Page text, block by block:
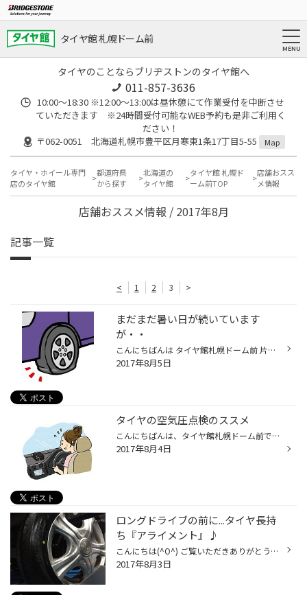
タイヤ館 札幌ドーム前
タイヤのことならブリヂストンのタイヤ館へ
011-857-3636
10:00～18:30 ※12:00～13:00は昼休憩にて作業受付を中断させ
ていただきます ※24時間受付可能なWEB予約も是非ご利用く
ださい！
〒062-0051 北海道札幌市豊平区月寒東1条17丁目5-55
Map
タイヤ・ホイール専門
店のタイヤ館
都道府県
から探す
北海道の
タイヤ館
タイヤ館 札幌ド
ーム前TOP
店舗おスス
メ情報
店舗おススメ情報 / 2017年8月
記事一覧
< 1 2 3 >
まだまだ暑い日が続いています
が・・
こんにちばんは タイヤ館札幌ドーム前 片山です。 本日は札幌ドームのイベントで遠方からのお客様のご来店が多かった日でした きっかけは・・・タイヤトラブルで急遽・・ 出かける前の点検も忘れずに！ さて 季節的には夏ですが、すでに冬タイヤの展示＆ご案内させて頂いてます。 すでにお知らせ済...
2017年8月5日
タイヤの空気圧点検のススメ
こんにちばんは、タイヤ館札幌ドーム前です。 最近天気が良すぎて 脱水症状気味の片山です。 さて、八月はお出かけが多くなる月ですね！お出かけ前にタイヤの空気圧点検は行っていますか？？ 空気圧点検を怠ってしまうと燃費の悪化、タイヤの寿命低下の原因にもなってしまいます！！ さらに、最近で...
2017年8月4日
ロングドライブの前に...タイヤ長持
ち『アライメント』♪
こんにちは(^O^) ご覧いただきありがとうございます。 もう少しでお盆休みですね♪ 当店、タイヤ館札幌ドーム前はお盆も 絶賛、営業中です！(笑) そんなお盆休み、実家へ帰省したり キャンプに行ったりと使い方は様々だと思いますが お車の遠乗りが増える時期だと思います(^-^) そんな楽しい連休でお...
2017年8月3日